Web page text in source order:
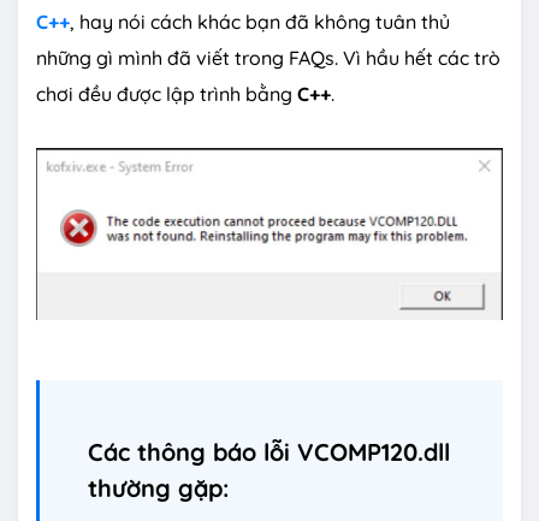
C++, hay nói cách khác bạn đã không tuân thủ
những gì mình đã viết trong FAQs. Vì hầu hết các trò
chơi đều được lập trình bằng C++.
Các thông báo lỗi VCOMP120.dll
thường gặp: